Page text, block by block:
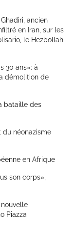
ancien
en Iran, sur les
le Hezbollah
30 ans»: à
démolition de
bataille des
du néonazisme
en Afrique
son corps»,
Piazza